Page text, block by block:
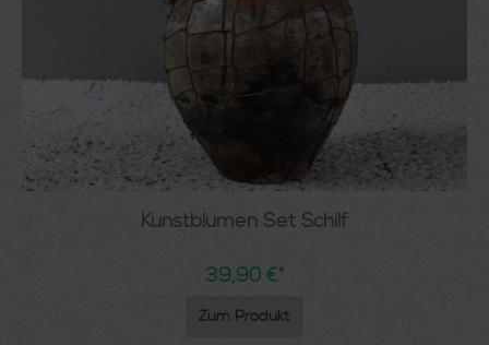
Kunstblumen Set Schilf
39,90 €*
Zum Produkt